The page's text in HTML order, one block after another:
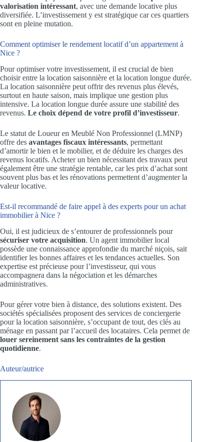
valorisation intéressant, avec une demande locative plus
diversifiée. L’investissement y est stratégique car ces quartiers
sont en pleine mutation.
Comment optimiser le rendement locatif d’un appartement à
Nice ?
Pour optimiser votre investissement, il est crucial de bien
choisir entre la location saisonnière et la location longue durée.
La location saisonnière peut offrir des revenus plus élevés,
surtout en haute saison, mais implique une gestion plus
intensive. La location longue durée assure une stabilité des
revenus. Le choix dépend de votre profil d’investisseur.
Le statut de Loueur en Meublé Non Professionnel (LMNP)
offre des avantages fiscaux intéressants, permettant
d’amortir le bien et le mobilier, et de déduire les charges des
revenus locatifs. Acheter un bien nécessitant des travaux peut
également être une stratégie rentable, car les prix d’achat sont
souvent plus bas et les rénovations permettent d’augmenter la
valeur locative.
Est-il recommandé de faire appel à des experts pour un achat
immobilier à Nice ?
Oui, il est judicieux de s’entourer de professionnels pour
sécuriser votre acquisition. Un agent immobilier local
possède une connaissance approfondie du marché niçois, sait
identifier les bonnes affaires et les tendances actuelles. Son
expertise est précieuse pour l’investisseur, qui vous
accompagnera dans la négociation et les démarches
administratives.
Pour gérer votre bien à distance, des solutions existent. Des
sociétés spécialisées proposent des services de conciergerie
pour la location saisonnière, s’occupant de tout, des clés au
ménage en passant par l’accueil des locataires. Cela permet de
louer sereinement sans les contraintes de la gestion
quotidienne.
Auteur/autrice